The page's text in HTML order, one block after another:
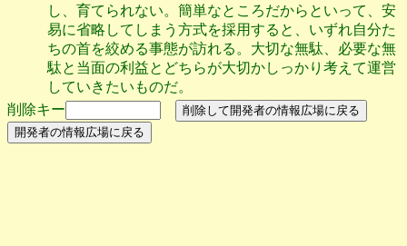
し、育てられない。簡単なところだからといって、安
易に省略してしまう方式を採用すると、いずれ自分た
ちの首を絞める事態が訪れる。大切な無駄、必要な無
駄と当面の利益とどちらが大切かしっかり考えて運営
していきたいものだ。
削除キー